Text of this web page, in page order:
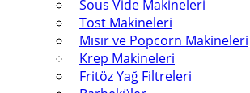
Sous Vide Makineleri
Tost Makineleri
Mısır ve Popcorn Makineleri
Krep Makineleri
Fritöz Yağ Filtreleri